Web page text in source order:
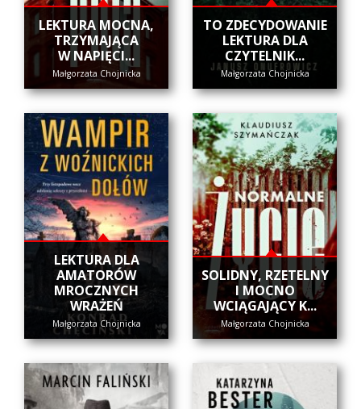
​LEKTURA MOCNA,
TRZYMAJĄCA
W NAPIĘCI...
Małgorzata Chojnicka
​TO ZDECYDOWANIE
LEKTURA DLA
CZYTELNIK...
Małgorzata Chojnicka
LEKTURA DLA
AMATORÓW
MROCZNYCH
WRAŻEŃ
Małgorzata Chojnicka
SOLIDNY, RZETELNY
I MOCNO
WCIĄGAJĄCY K...
Małgorzata Chojnicka